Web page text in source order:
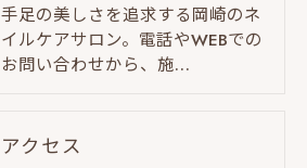
手足の美しさを追求する岡崎のネ
イルケアサロン。電話やWEBでの
お問い合わせから、施…
アクセス